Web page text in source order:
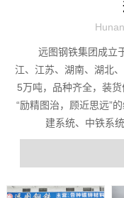
远图钢铁集团成立于
江、江苏、湖南、湖北
5万吨，品种齐全，装
“励精图治，顾近思远”
建系统、中铁系